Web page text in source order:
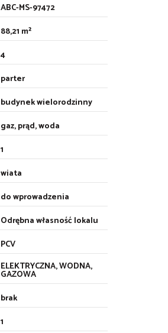
ABC-MS-97472
88,21 m²
4
parter
budynek wielorodzinny
gaz, prąd, woda
1
wiata
do wprowadzenia
Odrębna własność lokalu
PCV
ELEKTRYCZNA, WODNA,
GAZOWA
brak
1